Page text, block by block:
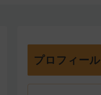
プロフィール